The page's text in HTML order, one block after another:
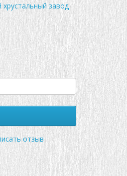
хрустальный завод
отзыв